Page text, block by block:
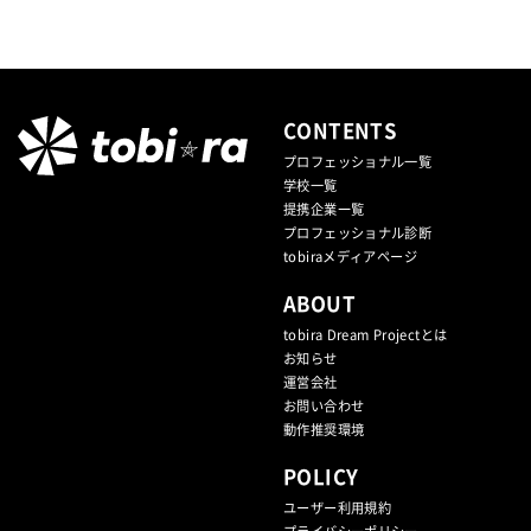
CONTENTS
プロフェッショナル一覧
学校一覧
提携企業⼀覧
プロフェッショナル診断
tobiraメディアページ
ABOUT
tobira Dream Projectとは
お知らせ
運営会社
お問い合わせ
動作推奨環境
POLICY
ユーザー利用規約